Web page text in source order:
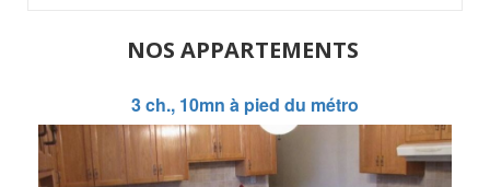
NOS APPARTEMENTS
3 ch., 10mn à pied du métro